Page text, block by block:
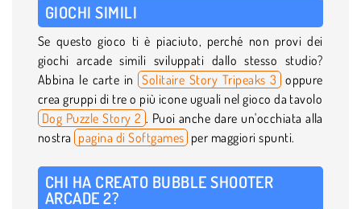
GIOCHI SIMILI
Se questo gioco ti è piaciuto, perché non provi dei
giochi arcade simili sviluppati dallo stesso studio?
Abbina le carte in Solitaire Story Tripeaks 3 oppure
crea gruppi di tre o più icone uguali nel gioco da tavolo
Dog Puzzle Story 2 . Puoi anche dare un'occhiata alla
nostra pagina di Softgames per maggiori spunti.
CHI HA CREATO BUBBLE SHOOTER
ARCADE 2?